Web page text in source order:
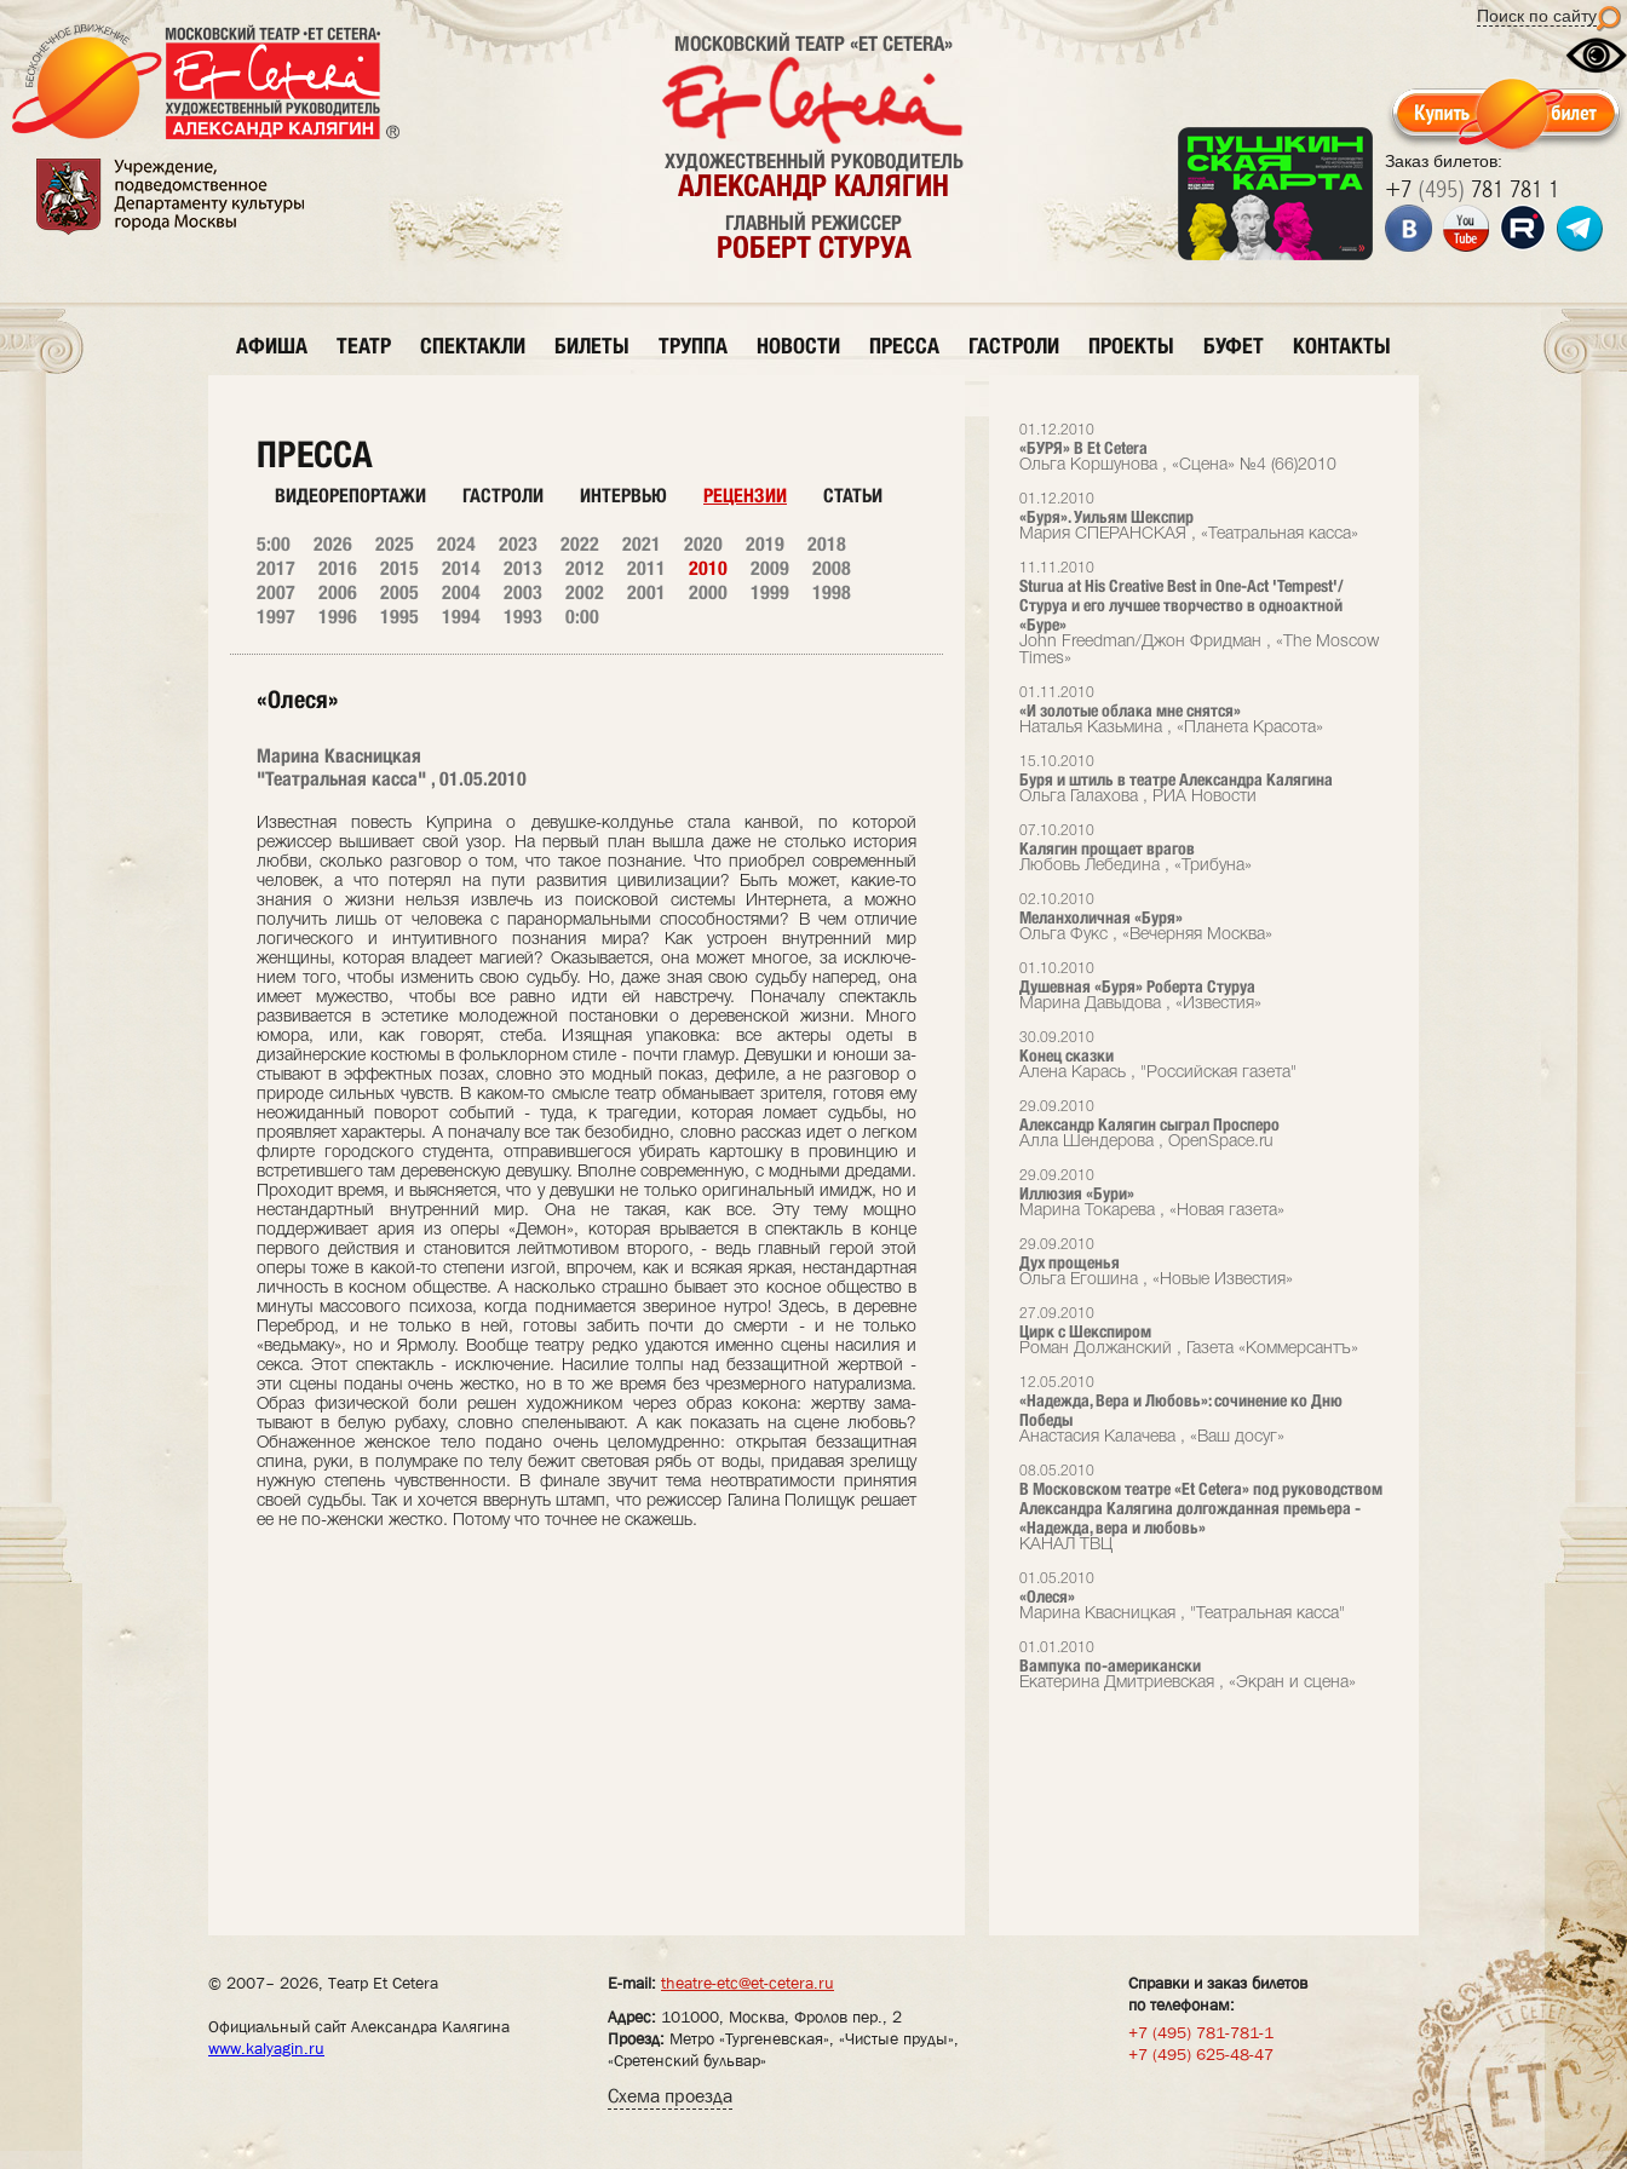
Поиск по сайту
Заказ билетов:
+7 (495) 781 781 1
МОСКОВСКИЙ ТЕАТР «ET CETERA»
ХУДОЖЕСТВЕННЫЙ РУКОВОДИТЕЛЬ
АЛЕКСАНДР КАЛЯГИН
ГЛАВНЫЙ РЕЖИССЕР
РОБЕРТ СТУРУА
АФИША ТЕАТР СПЕКТАКЛИ БИЛЕТЫ ТРУППА НОВОСТИ ПРЕССА ГАСТРОЛИ ПРОЕКТЫ БУФЕТ КОНТАКТЫ
01.12.2010
«БУРЯ» В Еt Cetera
Ольга Коршунова , «Сцена» №4 (66)2010
01.12.2010
«Буря». Уильям Шекспир
Мария СПЕРАНСКАЯ , «Театральная касса»
11.11.2010
Sturua at His Creative Best in One-Act 'Tempest'/
Стуруа и его лучшее творчество в одноактной
«Буре»
John Freedman/Джон Фридман , «The Moscow
Times»
01.11.2010
«И золотые облака мне снятся»
Наталья Казьмина , «Планета Красота»
15.10.2010
Буря и штиль в театре Александра Калягина
Ольга Галахова , РИА Новости
07.10.2010
Калягин прощает врагов
Любовь Лебедина , «Трибуна»
02.10.2010
Меланхоличная «Буря»
Ольга Фукс , «Вечерняя Москва»
01.10.2010
Душевная «Буря» Роберта Стуруа
Марина Давыдова , «Известия»
30.09.2010
Конец сказки
Алена Карась , "Российская газета"
29.09.2010
Александр Калягин сыграл Просперо
Алла Шендерова , OpenSpace.ru
29.09.2010
Иллюзия «Бури»
Марина Токарева , «Новая газета»
29.09.2010
Дух прощенья
Ольга Егошина , «Новые Известия»
27.09.2010
Цирк с Шекспиром
Роман Должанский , Газета «Коммерсантъ»
12.05.2010
«Надежда, Вера и Любовь»: сочинение ко Дню
Победы
Анастасия Калачева , «Ваш досуг»
08.05.2010
В Московском театре «Et Cetera» под руководством
Александра Калягина долгожданная премьера -
«Надежда, вера и любовь»
КАНАЛ ТВЦ
01.05.2010
«Олеся»
Марина Квасницкая , "Театральная касса"
01.01.2010
Вампука по-американски
Екатерина Дмитриевская , «Экран и сцена»
ПРЕССА
ВИДЕОРЕПОРТАЖИ ГАСТРОЛИ ИНТЕРВЬЮ РЕЦЕНЗИИ СТАТЬИ
5:00 2026 2025 2024 2023 2022 2021 2020 2019
2018
2017
2016 2015 2014 2013 2012 2011 2010 2009
2008
2007
2006 2005 2004 2003 2002 2001 2000 1999
1998
1997
1996 1995 1994 1993 0:00
«Олеся»
Марина Квасницкая
"Театральная касса" , 01.05.2010
Известная повесть Куприна о девушке-колдунье стала канвой, по которой
режиссер вышивает свой узор. На первый план вышла даже не столько история
любви, сколько раз­говор о том, что такое познание. Что приобрел современный
человек, а что потерял на пути развития цивилизации? Быть может, какие-то
знания о жизни нельзя извлечь из поисковой системы Интернета, а можно
получить лишь от человека с паранормальными способно­стями? В чем отличие
логического и интуи­тивного познания мира? Как устроен внутрен­ний мир
женщины, которая владеет магией? Оказывается, она может многое, за исключе­
нием того, чтобы изменить свою судьбу. Но, даже зная свою судьбу наперед, она
имеет му­жество, чтобы все равно идти ей навстречу. Поначалу спектакль
развивается в эсте­тике молодежной постановки о деревенской жизни. Много
юмора, или, как говорят, стеба. Изящная упаковка: все актеры одеты в
дизайнерские костюмы в фольклорном стиле - почти гламур. Девушки и юноши за­
стывают в эффектных позах, словно это модный показ, дефиле, а не разговор о
при­роде сильных чувств. В каком-то смысле театр обманывает зрителя, готовя ему
не­ожиданный поворот событий - туда, к тра­гедии, которая ломает судьбы, но
проявляет характеры. А поначалу все так безобидно, словно рас­сказ идет о легком
флирте городского сту­дента, отправившегося убирать картошку в провинцию и
встретившего там деревенскую девушку. Вполне современную, с модными дредами.
Проходит время, и выясняется, что у девушки не только оригинальный имидж, но и
нестандартный внутренний мир. Она не такая, как все. Эту тему мощно
поддерживает ария из оперы «Демон», которая врывается в спек­такль в конце
первого действия и становится лейтмотивом второго, - ведь главный герой этой
оперы тоже в какой-то степени изгой, впрочем, как и всякая яркая, нестандартная
личность в косном обществе. А насколько страшно бывает это косное общество в
ми­нуты массового психоза, когда поднимается звериное нутро! Здесь, в деревне
Переброд, и не только в ней, готовы забить почти до смерти - и не только
«ведьмаку», но и Ярмолу. Вообще театру редко удаются именно сцены насилия и
секса. Этот спектакль - исключение. Насилие толпы над беззащитной жертвой -
эти сцены поданы очень жестко, но в то же время без чрезмерного натура­лизма.
Образ физической боли решен ху­дожником через образ кокона: жертву зама­
тывают в белую рубаху, словно спеленывают. А как показать на сцене любовь?
Обнаженное женское тело подано очень це­ломудренно: открытая беззащитная
спина, руки, в полумраке по телу бежит световая рябь от воды, придавая зрелищу
нужную степень чувственности. В финале звучит тема неотвратимости принятия
своей судьбы. Так и хочется ввер­нуть штамп, что режиссер Галина Полищук ре­шает
ее не по-женски жестко. Потому что точ­нее не скажешь.
© 2007– 2026, Театр Et Cetera
Официальный сайт Александра Калягина
www.kalyagin.ru
E-mail: theatre-etc@et-cetera.ru
Адрес: 101000, Москва, Фролов пер., 2
Проезд: Метро «Тургеневская», «Чистые пруды»,
«Сретенский бульвар»
Схема проезда
Справки и заказ билетов
по телефонам:
+7 (495) 781-781-1
+7 (495) 625-48-47